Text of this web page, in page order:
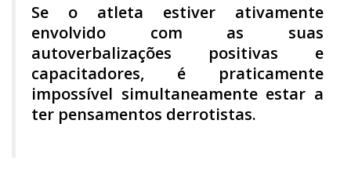
Se o atleta estiver ativamente
envolvido com as suas
autoverbalizações positivas e
capacitadores, é praticamente
impossível simultaneamente estar a
ter pensamentos derrotistas.